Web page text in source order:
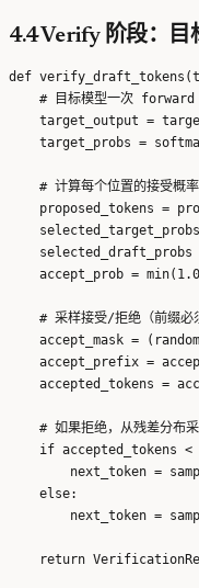
4.4 Verify 阶段：目
def
# 目标模型一次 forward
target_output =
target_probs =
    # 计算每个位置的接受概率
proposed_tokens =
selected_draft_probs
accept_prob =
# 采样接受/拒绝（前缀必
accept_mask =
accept_prefix =
accepted_tokens =
# 如果拒绝，从残差分布
if accepted_tokens <
next_token =
    else:
next_token =